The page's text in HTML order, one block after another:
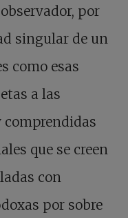
por
singular de un
como esas
a las
que se creen
con
por sobre